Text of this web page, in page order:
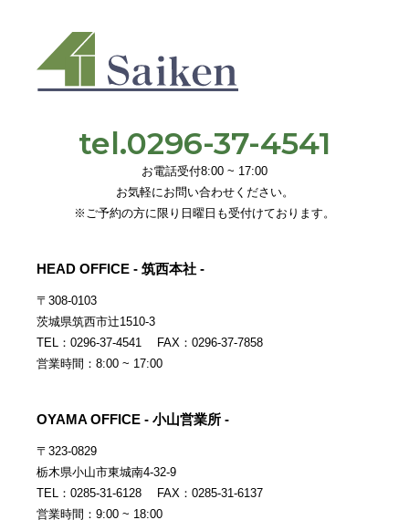
tel.0296-37-4541
お電話受付8:00 ~ 17:00
お気軽にお問い合わせください。
※ご予約の方に限り日曜日も受付けております。
HEAD OFFICE - 筑西本社 -
〒308-0103
茨城県筑西市辻1510-3
TEL：0296-37-4541 FAX：0296-37-7858
営業時間：8:00 ~ 17:00
OYAMA OFFICE - 小山営業所 -
〒323-0829
栃木県小山市東城南4-32-9
TEL：0285-31-6128 FAX：0285-31-6137
営業時間：9:00 ~ 18:00